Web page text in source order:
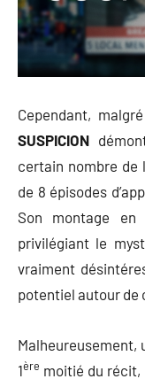
Cependant,
SUSPICION
certain nombre de
de 8 épisodes
Son montage en
privilégiant le
vraiment
potentiel autour de
Malheureusement,
1ère moitié du récit,